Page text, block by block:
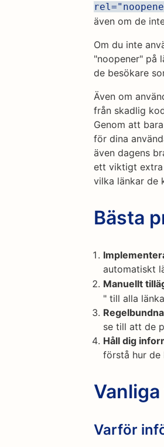
även om de
Om du inte
"noopener" på
de besökare
Även om
från skadlig
Genom att
för dina
även dagens
ett viktigt extra
vilka länkar de
Bästa
automatiskt
Manuellt
" till alla
se till att de
Håll dig
förstå hur de
Varför